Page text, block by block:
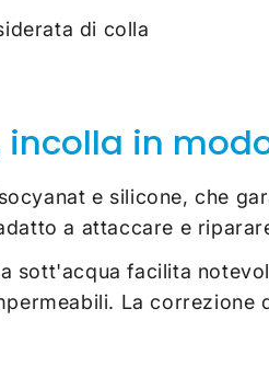
di colla
in
e silicone, che
a attaccare e
sott'acqua facilita
La